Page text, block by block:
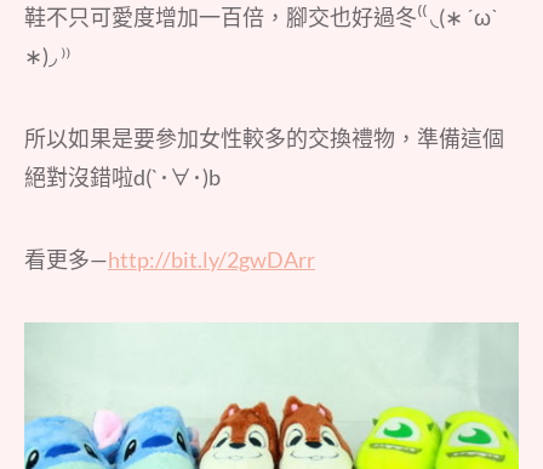
鞋不只可愛度增加一百倍，腳交也好過冬⁽⁽ ◟(∗ ˊωˋ
∗)◞ ⁾⁾
所以如果是要參加女性較多的交換禮物，準備這個
絕對沒錯啦d(`･∀･)b
看更多—http://bit.ly/2gwDArr